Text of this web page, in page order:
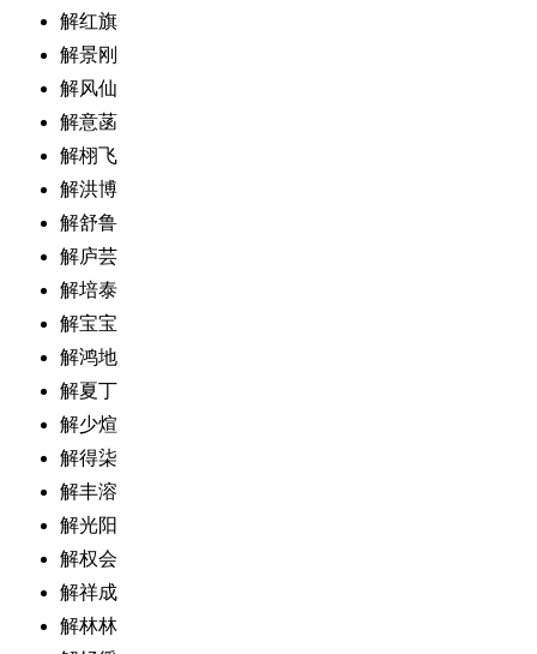
解红旗
解景刚
解风仙
解意菡
解栩飞
解洪博
解舒鲁
解庐芸
解培泰
解宝宝
解鸿地
解夏丁
解少煊
解得柒
解丰溶
解光阳
解权会
解祥成
解林林